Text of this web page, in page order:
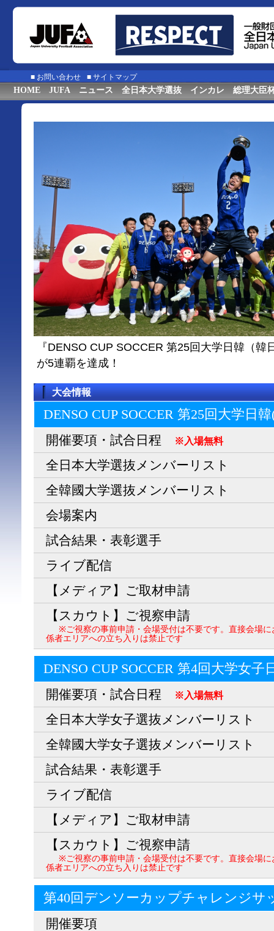
■ お問い合わせ ■ サイトマップ
HOME JUFA ニュース 全日本大学選抜 インカレ 総理大臣
『DENSO CUP SOCCER 第25回大学日韓（
が5連覇を達成！
大会情報
DENSO CUP SOCCER 第25回大学日
開催要項・試合日程 ※入場無料
全日本大学選抜メンバーリスト
全韓國大学選抜メンバーリスト
会場案内
試合結果・表彰選手
ライブ配信
【メディア】ご取材申請
【スカウト】ご視察申請
※ご視察の事前申請・会場受付は不要です。直接会場
係者エリアへの立ち入りは禁止です
DENSO CUP SOCCER 第4回大学女子
開催要項・試合日程 ※入場無料
全日本大学女子選抜メンバーリスト
全韓國大学女子選抜メンバーリスト
試合結果・表彰選手
ライブ配信
【メディア】ご取材申請
【スカウト】ご視察申請
※ご視察の事前申請・会場受付は不要です。直接会場
係者エリアへの立ち入りは禁止です
第40回デンソーカップチャレンジサ
開催要項